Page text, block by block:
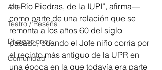
Arte
Teatro / Reseña
Divagaciones
Comunidad
de Río Piedras, de la IUPI”, afirma—
como parte de una relación que se
remonta a los años 60 del siglo
pasado, cuando el Jofe niño corría por
el recinto más antiguo de la UPR en
una época en la que todavía era parte